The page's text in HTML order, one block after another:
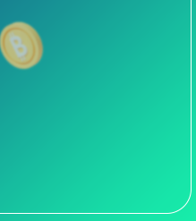
ویژگی‌های امنیتی کیف پول لجر نانو اس
بهترین کیف پول ارز دیجیتال برای ایرانیان